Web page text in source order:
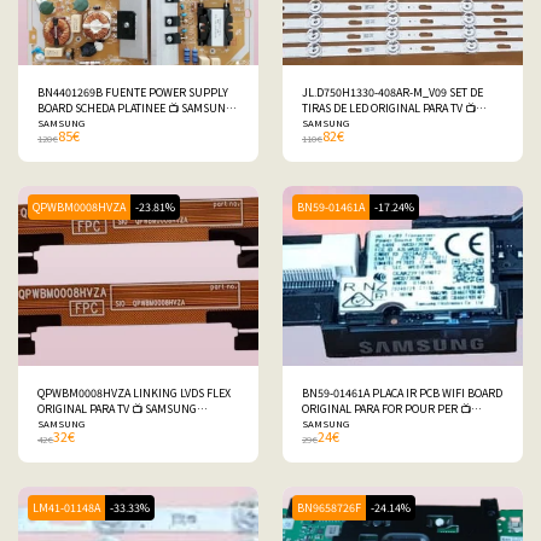
BN4401269B FUENTE POWER SUPPLY
BOARD SCHEDA PLATINEE 📺 SAMSUNG
TU75DU7105KXXC
SAMSUNG
120€85€
JL.D750H1330-408AR-M_V09 SET DE
TIRAS DE LED ORIGINAL PARA TV 📺
SAMSUNG TU75DU7105KXXC
SAMSUNG
110€82€
QPWBM0008HVZA -23.81%
QPWBM0008HVZA LINKING LVDS FLEX
ORIGINAL PARA TV 📺 SAMSUNG
TU75DU7105KXXC
SAMSUNG
42€32€
BN59-01461A -17.24%
BN59-01461A PLACA IR PCB WIFI BOARD
ORIGINAL PARA FOR POUR PER 📺
SAMSUNG TU55DU7175UXXC
SAMSUNG
29€24€
LM41-01148A -33.33% BN9658726F -24.14%